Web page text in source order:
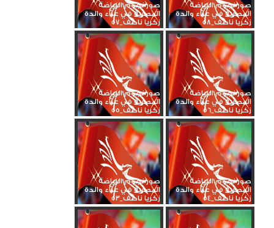
صور نجوم الرياضة
المصرية في عزاء والدة
زكريا ناصف_58
صور نجوم الرياضة
المصرية في عزاء والدة
زكريا ناصف_57
صور نجوم الرياضة
المصرية في عزاء والدة
زكريا ناصف_56
صور نجوم الرياضة
المصرية في عزاء والدة
زكريا ناصف_55
صور نجوم الرياضة
المصرية في عزاء والدة
زكريا ناصف_54
صور نجوم الرياضة
المصرية في عزاء والدة
زكريا ناصف_53